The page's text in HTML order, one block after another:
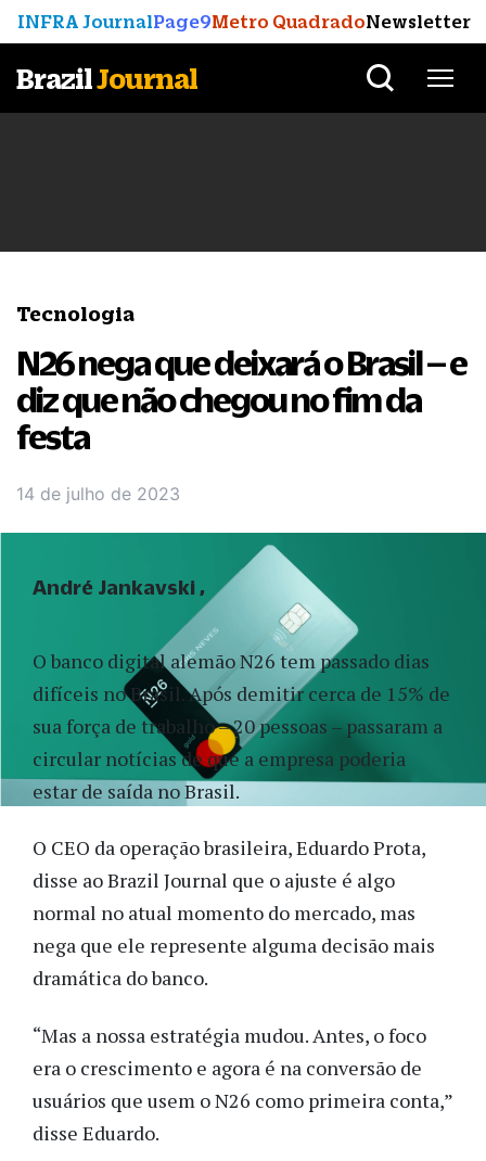
INFRA JournalPage9Metro QuadradoNewsletter
BrazilJournal
Tecnologia
N26 nega que deixará o Brasil – e
diz que não chegou no fim da
festa
14 de julho de 2023
O banco digital alemão N26 tem passado dias
difíceis no Brasil. Após demitir cerca de 15% de
sua força de trabalho – 20 pessoas – passaram a
circular notícias de que a empresa poderia
estar de saída no Brasil.
O CEO da operação brasileira, Eduardo Prota,
disse ao Brazil Journal que o ajuste é algo
normal no atual momento do mercado, mas
nega que ele represente alguma decisão mais
dramática do banco.
“Mas a nossa estratégia mudou. Antes, o foco
era o crescimento e agora é na conversão de
usuários que usem o N26 como primeira conta,”
disse Eduardo.
André Jankavski